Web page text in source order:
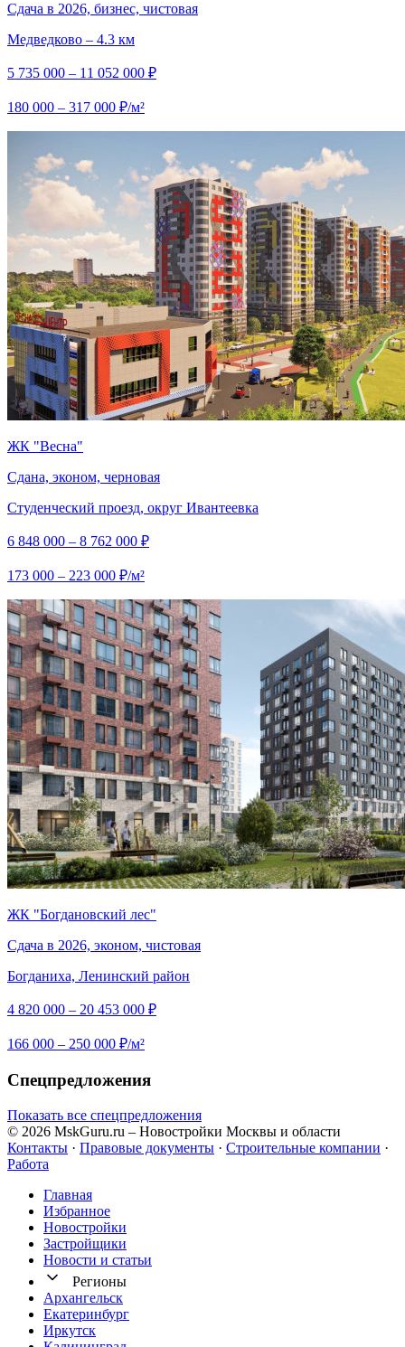
Сдача в 2026, бизнес, чистовая
Медведково – 4.3 км
5 735 000 – 11 052 000 ₽
180 000 – 317 000 ₽/м²
ЖК "Весна"
Сдана, эконом, черновая
Студенческий проезд, округ Ивантеевка
6 848 000 – 8 762 000 ₽
173 000 – 223 000 ₽/м²
ЖК "Богдановский лес"
Сдача в 2026, эконом, чистовая
Богданиха, Ленинский район
4 820 000 – 20 453 000 ₽
166 000 – 250 000 ₽/м²
Спецпредложения
Показать все спецпредложения
© 2026 MskGuru.ru – Новостройки Москвы и области
Контакты · Правовые документы · Строительные компании ·
Работа
Главная
Избранное
Новостр ойки
Застройщики
Новости и статьи
Регионы
Архангельск
Екатеринбург
Иркутск